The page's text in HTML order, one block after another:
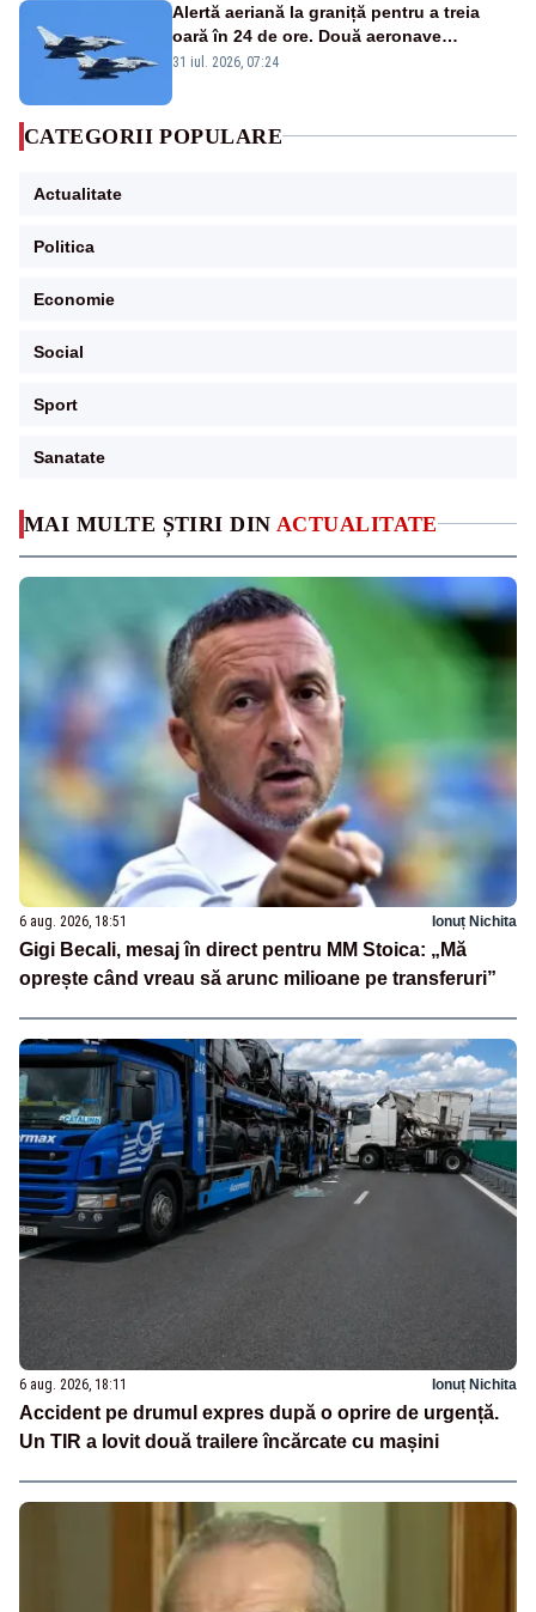
MAI MULTE ȘTIRI DIN ACTUALITATE
6 aug. 2026, 18:51 Ionuț Nichita
Gigi Becali, mesaj în direct pentru MM Stoica: „Mă
oprește când vreau să arunc milioane pe transferuri”
6 aug. 2026, 18:11 Ionuț Nichita
Accident pe drumul expres după o oprire de urgență.
Un TIR a lovit două trailere încărcate cu mașini
Alertă aeriană la graniță pentru a treia
oară în 24 de ore. Două aeronave
Eurofighter britanice au fost ridicate de la
31 iul. 2026, 07:24
CATEGORII POPULARE
Actualitate
Politica
Economie
Social
Sport
Sanatate